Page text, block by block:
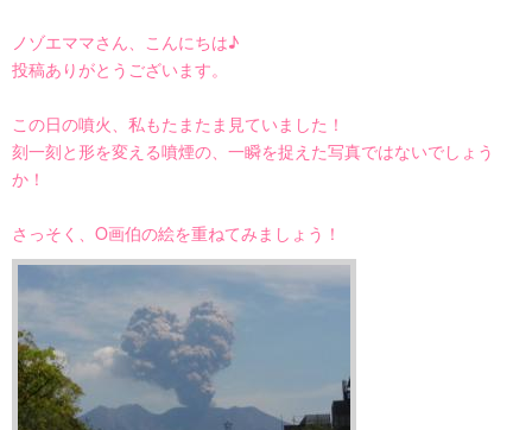
ノゾエママさん、こんにちは♪
投稿ありがとうございます。
この日の噴火、私もたまたま見ていました！
刻一刻と形を変える噴煙の、一瞬を捉えた写真ではないでしょう
か！
さっそく、O画伯の絵を重ねてみましょう！